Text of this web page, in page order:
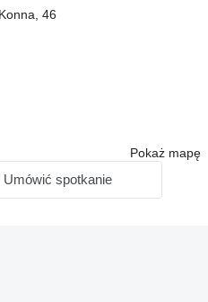
46
Pokaż mapę
Umówić spotkanie